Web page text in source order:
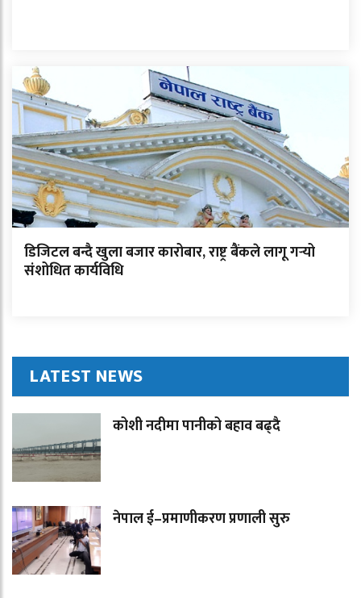
डिजिटल बन्दै खुला बजार कारोबार, राष्ट्र बैंकले लागू गर्‍यो
संशोधित कार्यविधि
LATEST NEWS
कोशी नदीमा पानीको बहाव बढ्दै
नेपाल ई–प्रमाणीकरण प्रणाली सुरु